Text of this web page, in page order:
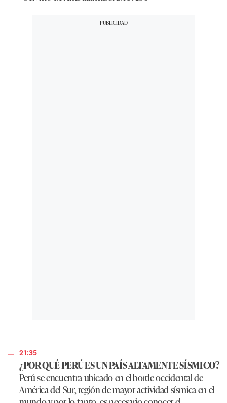
21:35
¿POR QUÉ PERÚ ES UN PAÍS ALTAMENTE SÍSMICO?
Perú se encuentra ubicado en el borde occidental de
América del Sur, región de mayor actividad sísmica en el